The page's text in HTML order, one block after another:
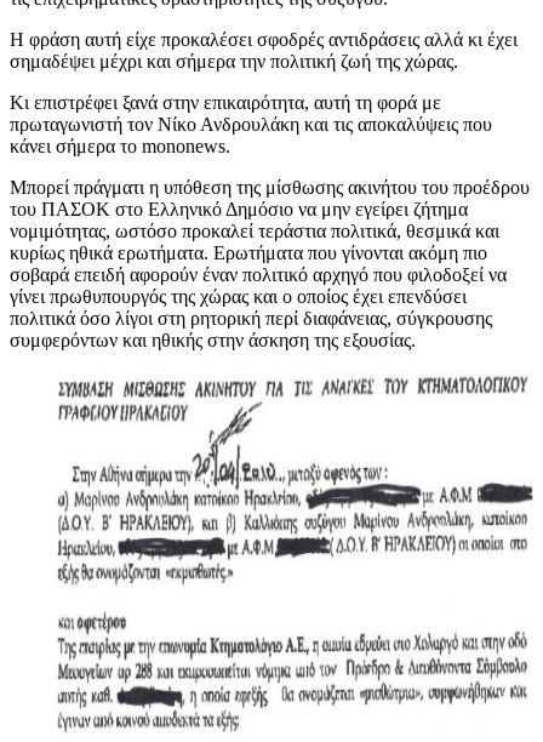
Η φράση αυτή είχε προκαλέσει σφοδρές αντιδράσεις αλλά κι έχει
σημαδέψει μέχρι και σήμερα την πολιτική ζωή της χώρας.
Κι επιστρέφει ξανά στην επικαιρότητα, αυτή τη φορά με
πρωταγωνιστή τον Νίκο Ανδρουλάκη και τις αποκαλύψεις που
κάνει σήμερα το mononews.
Μπορεί πράγματι η υπόθεση της μίσθωσης ακινήτου του προέδρου
του ΠΑΣΟΚ στο Ελληνικό Δημόσιο να μην εγείρει ζήτημα
νομιμότητας, ωστόσο προκαλεί τεράστια πολιτικά, θεσμικά και
κυρίως ηθικά ερωτήματα. Ερωτήματα που γίνονται ακόμη πιο
σοβαρά επειδή αφορούν έναν πολιτικό αρχηγό που φιλοδοξεί να
γίνει πρωθυπουργός της χώρας και ο οποίος έχει επενδύσει
πολιτικά όσο λίγοι στη ρητορική περί διαφάνειας, σύγκρουσης
συμφερόντων και ηθικής στην άσκηση της εξουσίας.